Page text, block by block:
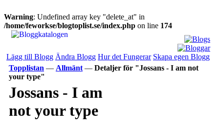
Warning: Undefined array key "delete_at" in
/home/feworkse/blogtoplist.se/index.php on line 174
Lägg till Blogg Ändra Blogg Hur det Fungerar Skapa egen Blogg
Topplistan — Allmänt — Detaljer för "Jossans - I am not
your type"
Jossans - I am
not your type